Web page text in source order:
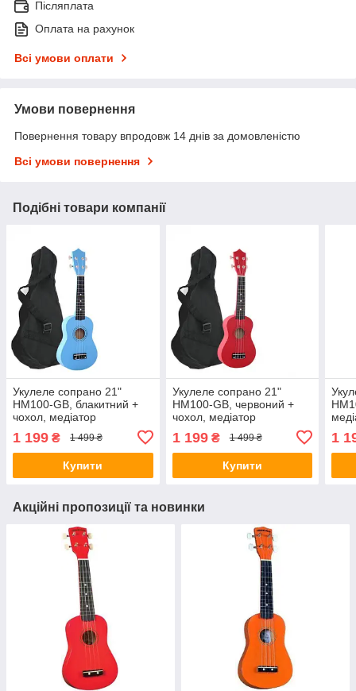
Післяплата
Оплата на рахунок
Всі умови оплати
Умови повернення
Повернення товару впродовж 14 днів за домовленістю
Всі умови повернення
Подібні товари компанії
Укулеле сопрано 21"
HM100-GB, блакитний +
чохол, медіатор
1 199 ₴ 1 499 ₴
Купити
Укулеле сопрано 21"
HM100-GB, червоний +
чохол, медіатор
1 199₴ 1 499 ₴
Купити
1
Акційні пропозиції та новинки